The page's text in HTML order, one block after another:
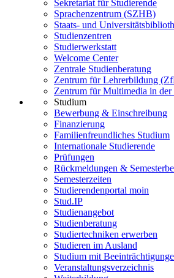
Sekretariat für Studierende
Sprachenzentrum (SZHB)
Staats- und
Studienzentren
Studierwerkstatt
Welcome Center
Zentrale Studienberatung
Zentrum für Lehrerbildung
Zentrum für Multimedia in
Studium
Bewerbung & Einschreibung
Finanzierung
Familienfreundliches Studium
Internationale Studierende
Prüfungen
Rückmeldungen &
Semesterzeiten
Studierendenportal moin
Stud.IP
Studienangebot
Studienberatung
Studiertechniken erwerben
Studieren im Ausland
Studium mit
Veranstaltungsverzeichnis